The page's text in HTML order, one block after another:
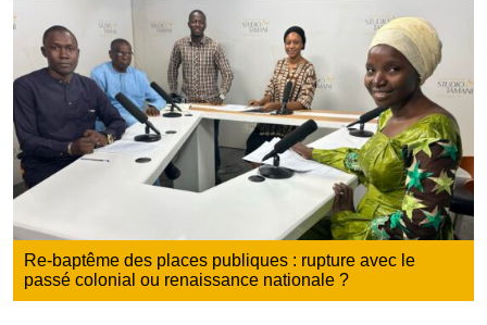
Re-baptême des places publiques : rupture avec le
passé colonial ou renaissance nationale ?